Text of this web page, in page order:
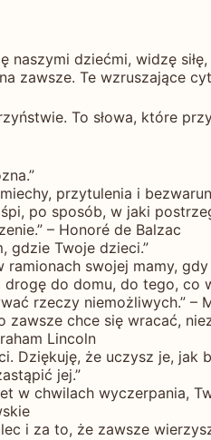
dziećmi, widzę
zawsze. Te wzruszające
To słowa, które
przytulenia i
po sposób, w jaki
– Honoré de Balzac
gdzie Twoje dzieci.”
swojej mamy,
do domu, do tego, co
rzeczy niemożliwych.” –
chce się wracać,
Lincoln
Dziękuję, że uczysz je, jak
jej.”
w chwilach wyczerpania,
i za to, że zawsze